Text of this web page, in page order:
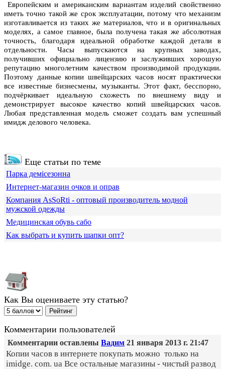
Европейским и американским вариантам изделий свойственно
иметь точно такой же срок эксплуатации, потому что механизм
изготавливается из таких же материалов, что и в оригинальных
моделях, а самое главное, была получена такая же абсолютная
точность, благодаря идеальной обработке каждой детали в
отдельности. Часы выпускаются на крупных заводах,
получивших официально лицензию и заслуживших хорошую
репутацию многолетним качеством производимой продукции.
Поэтому данные копии швейцарских часов носят практически
все известные бизнесмены, музыканты. Этот факт, бесспорно,
подчёркивает идеальную схожесть по внешнему виду и
демонстрирует высокое качество копий швейцарских часов.
Любая представленная модель сможет создать вам успешный
имидж делового человека.
Еще статьи по теме
Парка демісезонна
Интернет-магазин очков и оправ
Компания АsSoRti - оптовый производитель модной
мужской одежды
Медицинская обувь сабо
Как выбрать и купить шапки опт?
Как Вы оцениваете эту статью?
Комментарии пользователей
Комментарии оставлены Вадим 21 января 2013 г. 21:47
Копии часов в интернете покупать можно только на
imidge. com. ua Все остальные магазины - чистый развод